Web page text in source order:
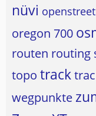
nüvi
oregon 700
routen routing
topo track
wegpunkte